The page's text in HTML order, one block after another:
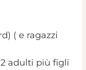
( e ragazzi
adulti più figli